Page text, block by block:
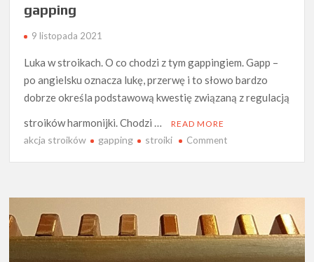
gapping
9 listopada 2021
Luka w stroikach. O co chodzi z tym gappingiem. Gapp –
po angielsku oznacza lukę, przerwę i to słowo bardzo
dobrze określa podstawową kwestię związaną z regulacją
stroików harmonijki. Chodzi …
READ MORE
akcja stroików gapping stroiki Commenton
stroików
gapping